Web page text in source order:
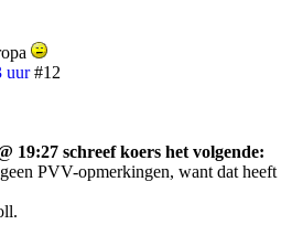
uur #12
19:27 schreef koers het volgende:
PVV-opmerkingen, want dat heeft